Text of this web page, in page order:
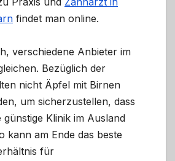
findet man online.
verschiedene Anbieter im
Bezüglich der
nicht Äpfel mit Birnen
um sicherzustellen, dass
günstige Klinik im Ausland
kann am Ende das beste
für